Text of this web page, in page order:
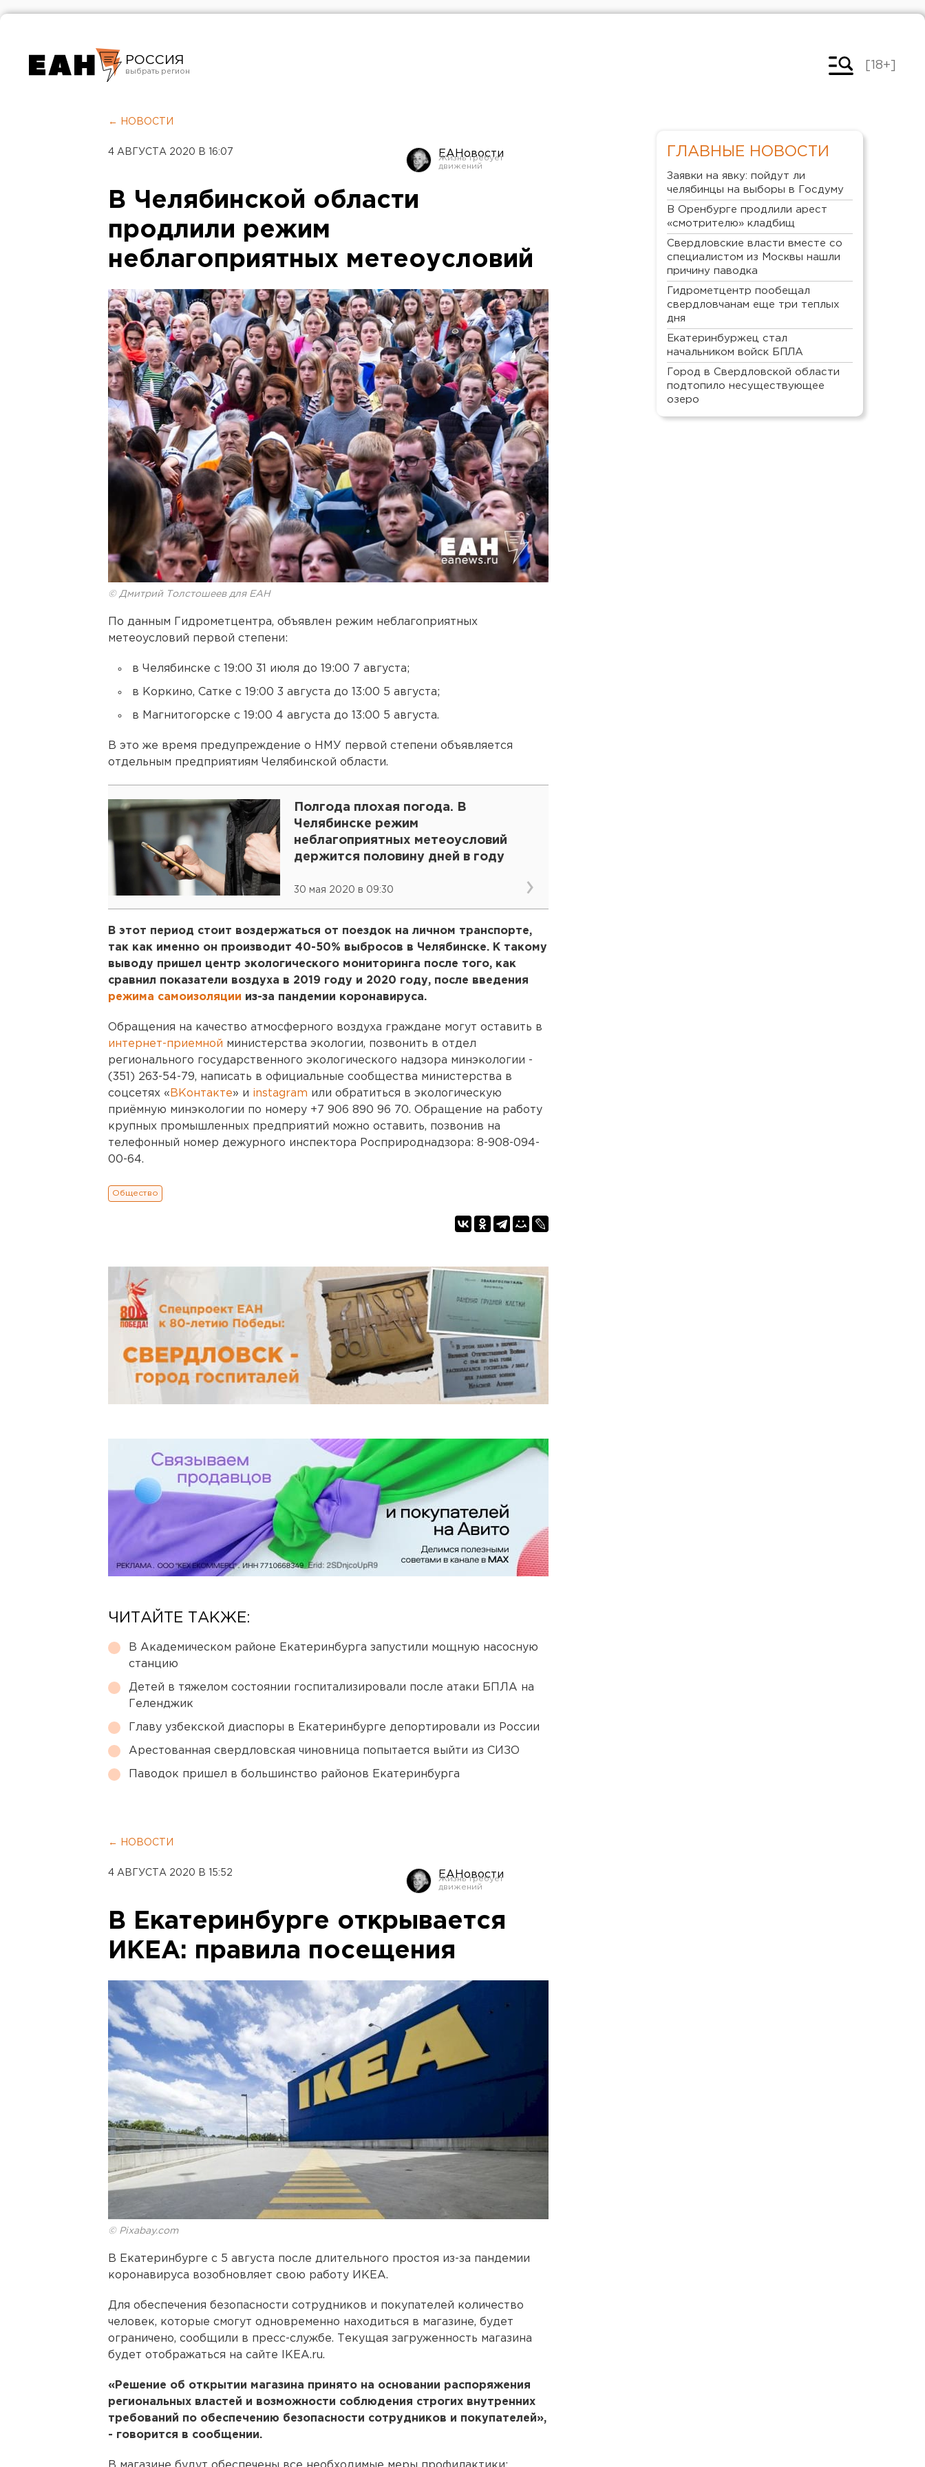
РОССИЯ
Челябинск
[18+]
← НОВОСТИ
4 АВГУСТА 2020 В 16:07 ЕАНовости
В Челябинской области
продлили режим
неблагоприятных метеоусловий
© Дмитрий Толстошеев для ЕАН
По данным Гидрометцентра, объявлен режим неблагоприятных
метеоусловий первой степени:
в Челябинске с 19:00 31 июля до 19:00 7 августа;
в Коркино, Сатке с 19:00 3 августа до 13:00 5 августа;
в Магнитогорске с 19:00 4 августа до 13:00 5 августа.
В это же время предупреждение о НМУ первой степени объявляется
отдельным предприятиям Челябинской области.
Полгода плохая погода. В
Челябинске режим
неблагоприятных метеоусловий
держится половину дней в году
30 мая 2020 в 09:30
В этот период стоит воздержаться от поездок на личном транспорте,
так как именно он производит 40-50% выбросов в Челябинске. К такому
выводу пришел центр экологического мониторинга после того, как
сравнил показатели воздуха в 2019 году и 2020 году, после введения
режима самоизоляции из-за пандемии коронавируса.
Обращения на качество атмосферного воздуха граждане могут оставить в
интернет-приемной министерства экологии, позвонить в отдел
регионального государственного экологического надзора минэкологии -
(351) 263-54-79, написать в официальные сообщества министерства в
соцсетях « ВКонтакте» и instagram или обратиться в экологическую
приёмную минэкологии по номеру +7 906 890 96 70. Обращение на работу
крупных промышленных предприятий можно оставить, позвонив на
телефонный номер дежурного инспектора Росприроднадзора: 8-908-094-
00-64.
Общество
ЧИТАЙТЕ ТАКЖЕ:
В Академическом районе Екатеринбурга запустили мощную насосную
станцию
Детей в тяжелом состоянии госпитализировали после атаки БПЛА на
Геленджик
Главу узбекской диаспоры в Екатеринбурге депортировали из России
Арестованная свердловская чиновница попытается выйти из СИЗО
Паводок пришел в большинство районов Екатеринбурга
← НОВОСТИ
4 АВГУСТА 2020 В 15:52 ЕАНовости
В Екатеринбурге открывается
ИКЕА: правила посещения
© Pixabay.com
В Екатеринбурге с 5 августа после длительного простоя из-за пандемии
коронавируса возобновляет свою работу ИКЕА.
Для обеспечения безопасности сотрудников и покупателей количество
человек, которые смогут одновременно находиться в магазине, будет
ограничено, сообщили в пресс-службе. Текущая загруженность магазина
будет отображаться на сайте IKEA.ru.
«Решение об открытии магазина принято на основании распоряжения
региональных властей и возможности соблюдения строгих внутренних
требований по обеспечению безопасности сотрудников и покупателей»,
- говорится в сообщении.
ГЛАВНЫЕ НОВОСТИ
Заявки на явку: пойдут ли
челябинцы на выборы в Госдуму
В Оренбурге продлили арест
«смотрителю» кладбищ
Свердловские власти вместе со
специалистом из Москвы нашли
причину паводка
Гидрометцентр пообещал
свердловчанам еще три теплых
дня
Екатеринбуржец стал
начальником войск БПЛА
Город в Свердловской области
подтопило несуществующее
озеро